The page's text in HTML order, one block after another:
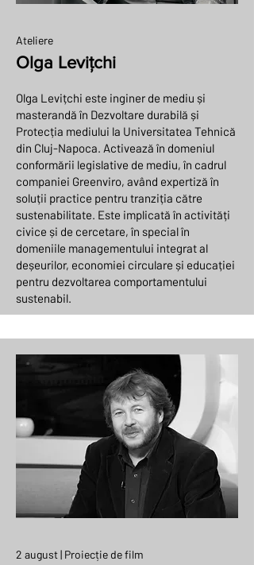
Ateliere
Olga Levițchi
Olga Levițchi este inginer de mediu și
masterandă în Dezvoltare durabilă și
Protecția mediului la Universitatea Tehnică
din Cluj-Napoca. Activează în domeniul
conformării legislative de mediu, în cadrul
companiei Greenviro, având expertiză în
soluții practice pentru tranziția către
sustenabilitate. Este implicată în activități
civice și de cercetare, în special în
domeniile managementului integrat al
deșeurilor, economiei circulare și educației
pentru dezvoltarea comportamentului
sustenabil.
2 august | Proiecție de film